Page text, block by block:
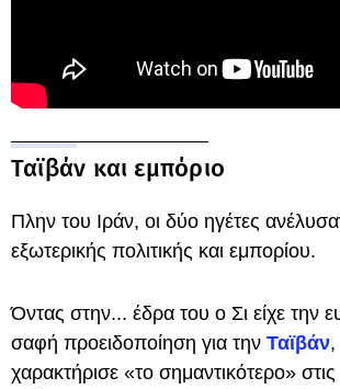
Ταϊβάν και εμπόριο
Πλην του Ιράν, οι δύο ηγέτες
εξωτερικής πολιτικής και εμπορίου.
Όντας στην... έδρα του ο Σι είχε την
σαφή προειδοποίηση για την Ταϊβάν
χαρακτήρισε «το σημαντικότερο» στις